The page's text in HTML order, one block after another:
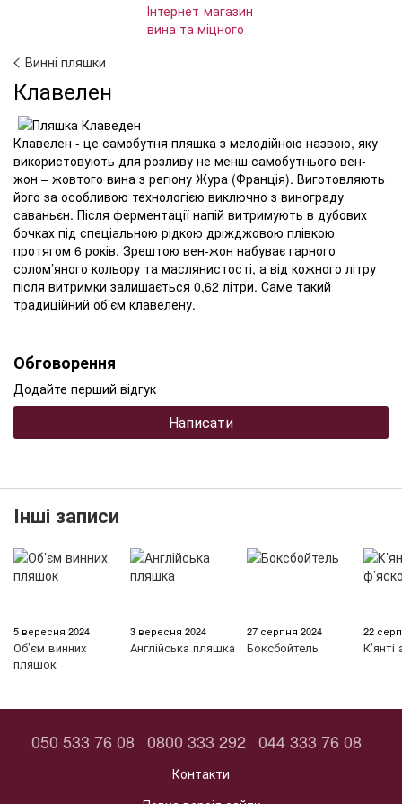
Винні пляшки
Клавелен
Клавелен - це самобутня пляшка з мелодійною назвою, яку
використовують для розливу не менш самобутнього вен-
жон – жовтого вина з регіону Жура (Франція). Виготовляють
його за особливою технологією виключно з винограду
саваньєн. Після ферментації напій витримують в дубових
бочках під спеціальною рідкою дріжджовою плівкою
протягом 6 років. Зрештою вен-жон набуває гарного
солом’яного кольору та маслянистості, а від кожного літру
після витримки залишається 0,62 літри. Саме такий
традиційний об’єм клавелену.
Обговорення
Додайте перший відгук
Написати
Інші записи
5 вересня 2024
Об’єм винних
пляшок
3 вересня 2024
Англійська пляшка
27 серпня 2024
Боксбойтель
22
050 533 76 08 0800 333 292 044 333 76 08
Контакти